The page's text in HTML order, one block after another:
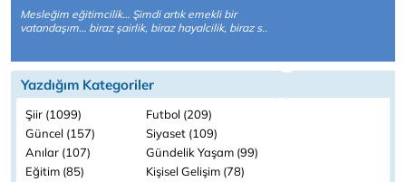
Mesleğim eğitimcilik… Şimdi artık emekli bir
vatandaşım… biraz şairlik, biraz hayalcilik, biraz s..
Yazdığım Kategoriler
Şiir (1099)
Futbol (209)
Güncel (157)
Siyaset (109)
Anılar (107)
Gündelik Yaşam (99)
Eğitim (85)
Kişisel Gelişim (78)